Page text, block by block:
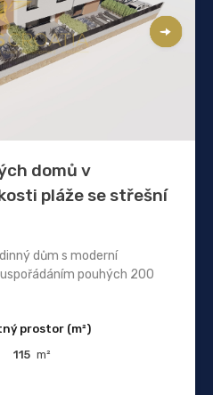
domů v
pláže se střešní
dům s moderní
pouhých 200
prostor (m²)
115 m²